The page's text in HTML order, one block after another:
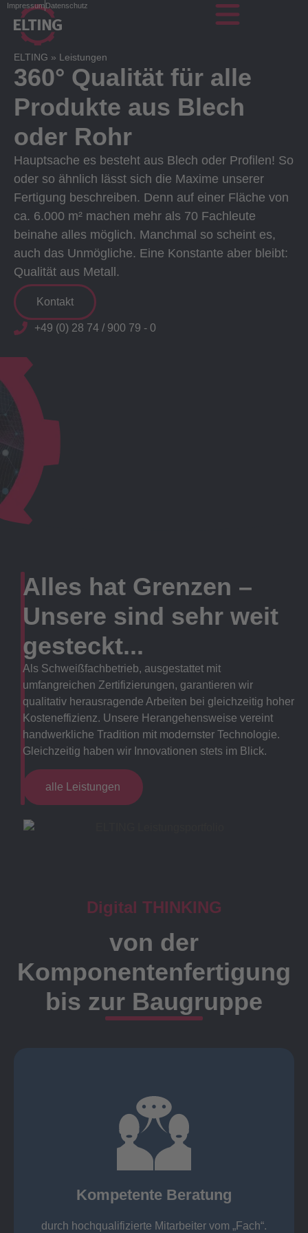
ImpressumDatenschutz
ELTING » Leistungen
360° Qualität für alle
Produkte aus Blech
oder Rohr
Hauptsache es besteht aus Blech oder Profilen! So
oder so ähnlich lässt sich die Maxime unserer
Fertigung beschreiben. Denn auf einer Fläche von
ca. 6.000 m² machen mehr als 70 Fachleute
beinahe alles möglich. Manchmal so scheint es,
auch das Unmögliche. Eine Konstante aber bleibt:
Qualität aus Metall.
Kontakt
+49 (0) 28 74 / 900 79 - 0
Alles hat Grenzen –
Unsere sind sehr weit
gesteckt...
Als Schweißfachbetrieb, ausgestattet mit
umfangreichen Zertifizierungen, garantieren wir
qualitativ herausragende Arbeiten bei gleichzeitig hoher
Kosteneffizienz. Unsere Herangehensweise vereint
handwerkliche Tradition mit modernster Technologie.
Gleichzeitig haben wir Innovationen stets im Blick.
alle Leistungen
Digital THINKING
von der
Komponentenfertigung
bis zur Baugruppe
Kompetente Beratung
durch hochqualifizierte Mitarbeiter vom „Fach“.
Kompetente Beratung durch
„Fach“.
findet die Kundenbetreuung ausschließlich durch
Meister, Techniker oder Ingenieure statt.
Ansprechpartner